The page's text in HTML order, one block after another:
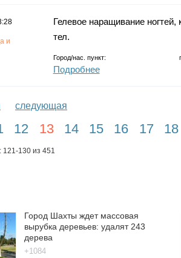
и
Гелевое наращивание
тел.
Город/нас. пункт: г.
Подробнее
следующая
12 13 14 15 16 17 18
121-130 из 451
Город Шахты ждет массовая
вырубка деревьев: удалят 243
дерева
+1084